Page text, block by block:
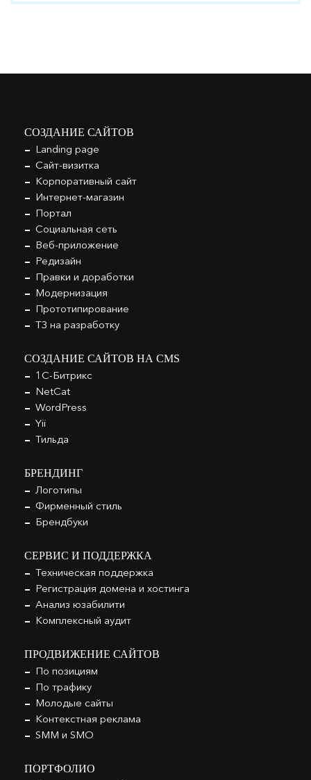
СОЗДАНИЕ САЙТОВ
Landing page
Сайт-визитка
Корпоративный сайт
Интернет-магазин
Портал
Социальная сеть
Веб-приложение
Редизайн
Правки и доработки
Модернизация
Прототипирование
ТЗ на разработку
СОЗДАНИЕ САЙТОВ НА CMS
1С-Битрикс
NetCat
WordPress
Yii
Тильда
БРЕНДИНГ
Логотипы
Фирменный стиль
Брендбуки
СЕРВИС И ПОДДЕРЖКА
Техническая поддержка
Регистрация домена и хостинга
Анализ юзабилити
Комплексный аудит
ПРОДВИЖЕНИЕ САЙТОВ
По позициям
По трафику
Молодые сайты
Контекстная реклама
SMM и SMO
ПОРТФОЛИО